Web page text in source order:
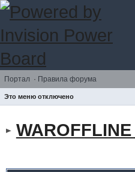
Портал · Правила форума
Это меню отключено